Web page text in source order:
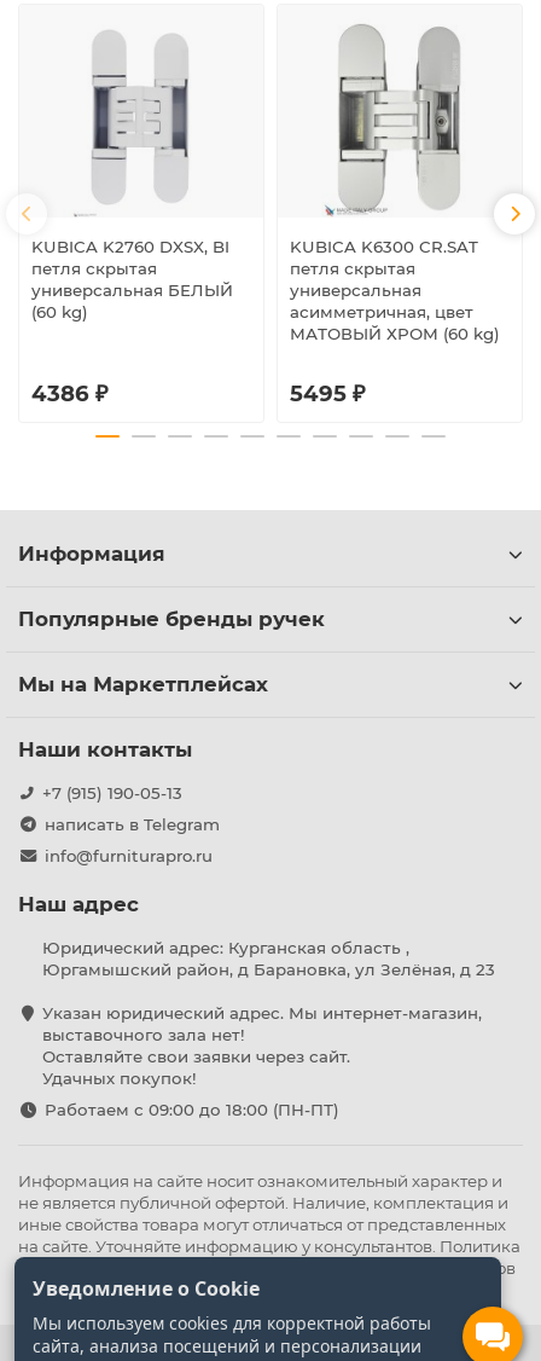
KUBICA K2760 DXSX, BI
петля скрытая
универсальная БЕЛЫЙ
(60 kg)
4386 ₽
KUBICA K6300 CR.SAT
петля скрытая
универсальная
асимметричная, цвет
МАТОВЫЙ ХРОМ (60 kg)
5495 ₽
Информация
Популярные бренды ручек
Мы на Маркетплейсах
Наши контакты
+7 (915) 190-05-13
написать в Telegram
info@furniturapro.ru
Наш адрес
Юридический адрес: Курганская область ,
Юргамышский район, д Барановка, ул Зелёная, д 23
Указан юридический адрес. Мы интернет-магазин,
выставочного зала нет!
Оставляйте свои заявки через сайт.
Удачных покупок!
Работаем с 09:00 до 18:00 (ПН-ПТ)
Информация на сайте носит ознакомительный характер и
не является публичной офертой. Наличие, комплектация и
иные свойства товара могут отличаться от представленных
на сайте. Уточняйте информацию у консультантов. Политика
Политика обработки файлов
cookie
Уведомление о Cookie
Мы используем cookies для корректной работы
сайта, анализа посещений и персонализации